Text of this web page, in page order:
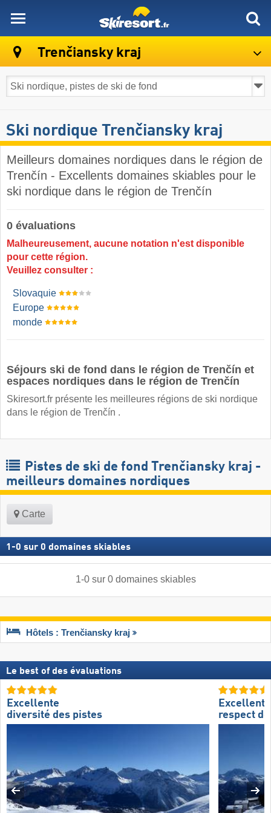
Trenčiansky kraj
Ski nordique Trenčiansky kraj
Meilleurs domaines nordiques dans le région de
Trenčín - Excellents domaines skiables pour le
ski nordique dans le région de Trenčín
0 évaluations
Malheureusement, aucune notation n'est disponible
pour cette région.
Veuillez consulter :
Slovaquie
Europe
monde
Séjours ski de fond dans le région de Trenčín et
espaces nordiques dans le région de Trenčín
Skiresort.fr présente les meilleures régions de ski nordique
dans le région de Trenčín .
Pistes de ski de fond Trenčiansky kraj -
meilleurs domaines nordiques
Carte
1 -0 sur 0 domaines skiables
1-0sur 0 domaines skiables
Hôtels : Trenčiansky kraj
Le best of des évaluations
Excellente
diversité des pistes
Excellent
respect